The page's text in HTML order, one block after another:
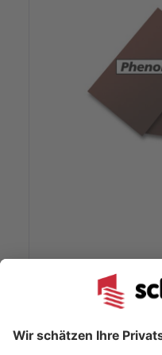
Meva Mammut-
Schalhaut
Die Phenolharz-
Phenolharz